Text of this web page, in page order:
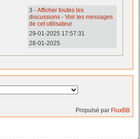
3 - Afficher toutes les
discussions - Voir les messages
de cet utilisateur
29-01-2025 17:57:31
28-01-2025
Propulsé par FluxBB